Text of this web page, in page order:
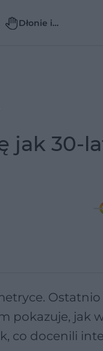
Dłonie i
jak 30-
Ostatnio
pokazuje, jak
co docenili